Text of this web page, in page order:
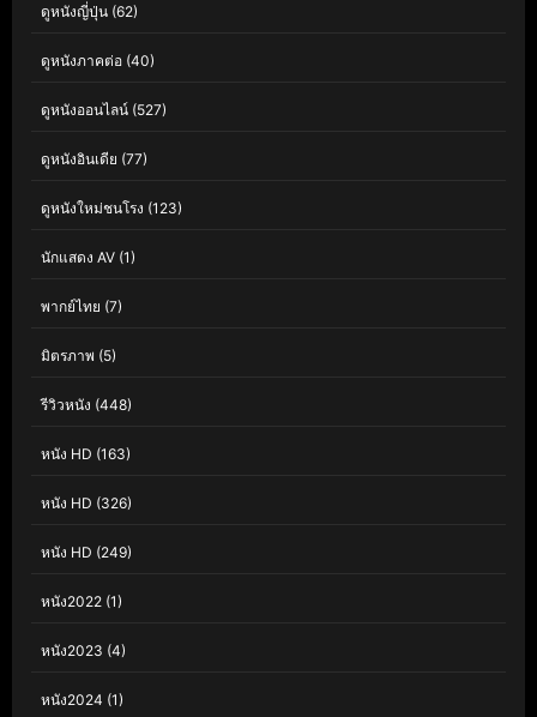
ดูหนังญี่ปุ่น (62)
ดูหนังภาคต่อ (40)
ดูหนังออนไลน์ (527)
ดูหนังอินเดีย (77)
ดูหนังใหม่ชนโรง (123)
นักแสดง AV (1)
พากย์ไทย (7)
มิตรภาพ (5)
รีวิวหนัง (448)
หนัง HD (163)
หนัง HD (326)
หนัง HD (249)
หนัง2022 (1)
หนัง2023 (4)
หนัง2024 (1)